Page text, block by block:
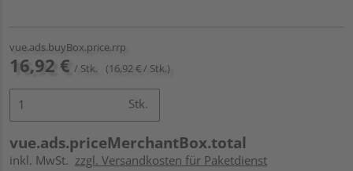
vue.ads.buyBox.price.rrp
16,92 € / Stk. (16,92 € / Stk.)
Stk.
vue.ads.priceMerchantBox.total
inkl. MwSt. zzgl. Versandkosten für Paketdienst